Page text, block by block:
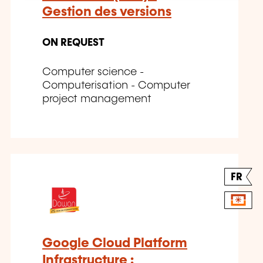
Gestion des versions
ON REQUEST
Computer science -
Computerisation - Computer
project management
FR
Google Cloud Platform